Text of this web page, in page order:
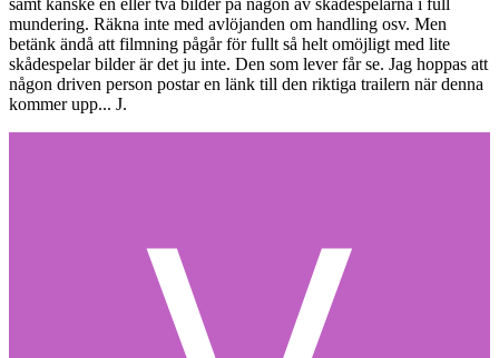
mundering. Räkna inte med avlöjanden om handling osv. Men
betänk ändå att filmning pågår för fullt så helt omöjligt med lite
skådespelar bilder är det ju inte. Den som lever får se. Jag hoppas att
någon driven person postar en länk till den riktiga trailern när denna
kommer upp... J.